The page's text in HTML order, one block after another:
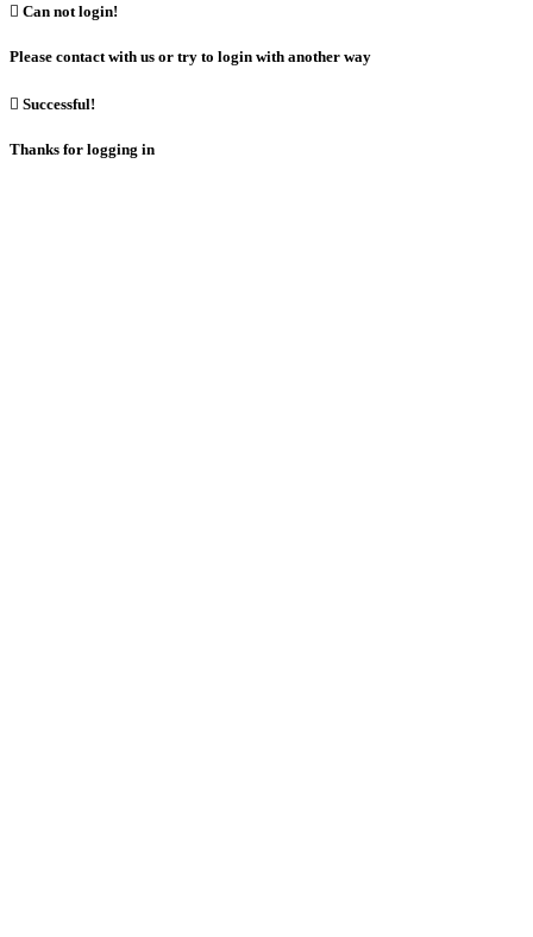
 Can not login!
Please contact with us or try to login with another way
 Successful!
Thanks for logging in